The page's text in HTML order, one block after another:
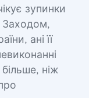
зупинки
Заходом,
ані її
ніж